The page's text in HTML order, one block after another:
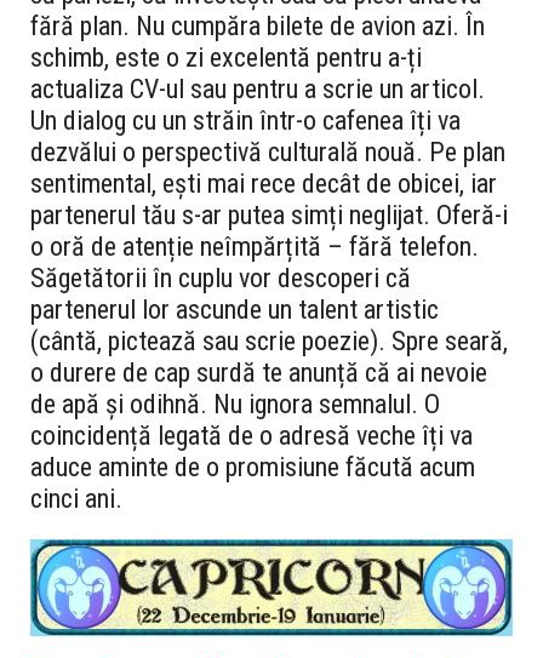
fără plan. Nu cumpăra bilete de avion azi. În
schimb, este o zi excelentă pentru a-ți
actualiza CV-ul sau pentru a scrie un articol.
Un dialog cu un străin într-o cafenea îți va
dezvălui o perspectivă culturală nouă. Pe plan
sentimental, ești mai rece decât de obicei, iar
partenerul tău s-ar putea simți neglijat. Oferă-i
o oră de atenție neîmpărțită – fără telefon.
Săgetătorii în cuplu vor descoperi că
partenerul lor ascunde un talent artistic
(cântă, pictează sau scrie poezie). Spre seară,
o durere de cap surdă te anunță că ai nevoie
de apă și odihnă. Nu ignora semnalul. O
coincidență legată de o adresă veche îți va
aduce aminte de o promisiune făcută acum
cinci ani.